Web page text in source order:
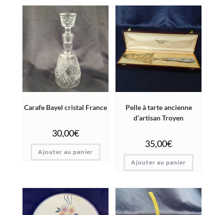
Carafe Bayel cristal France
30,00€
Ajouter au panier
Pelle à tarte ancienne
d’artisan Troyen
35,00€
Ajouter au panier